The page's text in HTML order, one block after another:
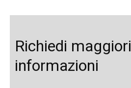
Richiedi maggiori
informazioni